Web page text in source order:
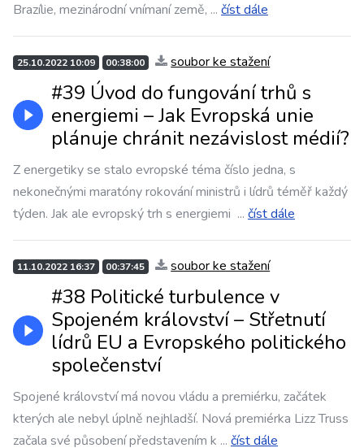
Brazílie, mezinárodní vnímaní země, ... číst dále
25.10.2022 10:09 00:38:00 soubor ke stažení
#39 Úvod do fungování trhů s
energiemi – Jak Evropská unie
plánuje chránit nezávislost médií?
Z energetiky se stalo evropské téma číslo jedna, s
nekonečnými maratóny rokování ministrů i lídrů téměř každý
týden. Jak ale evropský trh s energiemi ... číst dále
11.10.2022 16:37 00:37:45 soubor ke stažení
#38 Politické turbulence v
Spojeném království – Střetnutí
lídrů EU a Evropského politického
společenství
Spojené království má novou vládu a premiérku, začátek
kterých ale nebyl úplně nejhladší. Nová premiérka Lizz Truss
začala své působení představením k ... číst dále